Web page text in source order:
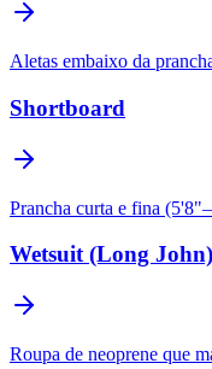
Aletas embaixo da
Shortboard
Prancha curta e fina
Wetsuit (Long John)
Roupa de neoprene que